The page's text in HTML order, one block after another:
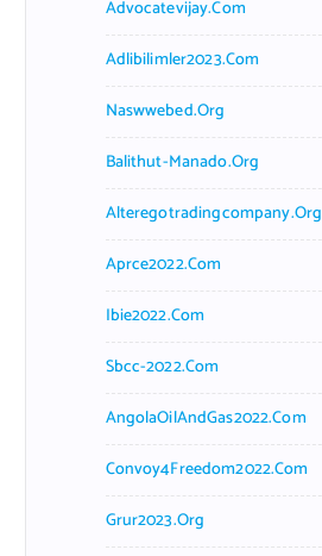
Advocatevijay.com
Adlibilimler2023.com
Naswwebed.org
Balithut-Manado.org
Alteregotradingcompany.org
Aprce2022.com
Ibie2022.com
Sbcc-2022.com
AngolaOilAndGas2022.com
Convoy4Freedom2022.com
Grur2023.org